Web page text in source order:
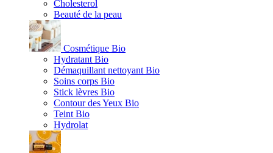
Cholesterol
Beauté de la peau
Cosmétique Bio
Hydratant Bio
Démaquillant nettoyant Bio
Soins corps Bio
Stick lèvres Bio
Contour des Yeux Bio
Teint Bio
Hydrolat